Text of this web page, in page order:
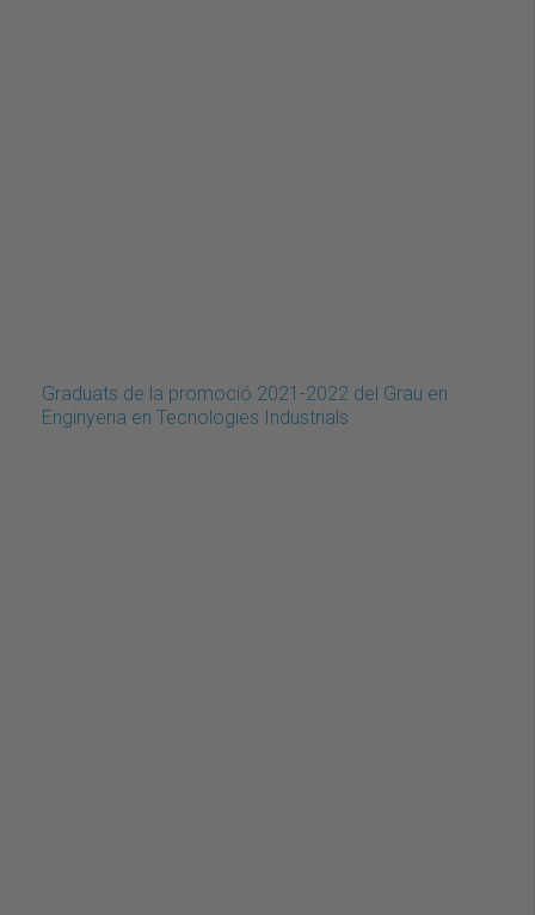
Graduats de la promoció 2021-2022 del Grau en
Enginyeria en Tecnologies Industrials